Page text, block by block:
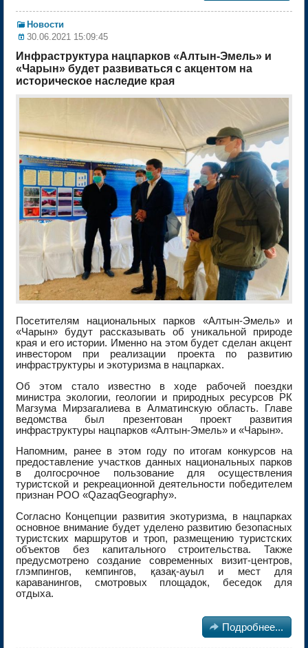
Новости
30.06.2021 15:09:45
Инфраструктура нацпарков «Алтын-Эмель» и
«Чарын» будет развиваться с акцентом на
историческое наследие края
Посетителям национальных парков «Алтын-Эмель» и
«Чарын» будут рассказывать об уникальной природе
края и его истории. Именно на этом будет сделан акцент
инвестором при реализации проекта по развитию
инфраструктуры и экотуризма в нацпарках.
Об этом стало известно в ходе рабочей поездки
министра экологии, геологии и природных ресурсов РК
Магзума Мирзагалиева в Алматинскую область. Главе
ведомства был презентован проект развития
инфраструктуры нацпарков «Алтын-Эмель» и «Чарын».
Напомним, ранее в этом году по итогам конкурсов на
предоставление участков данных национальных парков
в долгосрочное пользование для осуществления
туристской и рекреационной деятельности победителем
признан РОО «QazaqGeography».
Согласно Концепции развития экотуризма, в нацпарках
основное внимание будет уделено развитию безопасных
туристских маршрутов и троп, размещению туристских
объектов без капитального строительства. Также
предусмотрено создание современных визит-центров,
глэмпингов, кемпингов, қазақ-ауыл и мест для
караванингов, смотровых площадок, беседок для
отдыха.
 Подробнее...